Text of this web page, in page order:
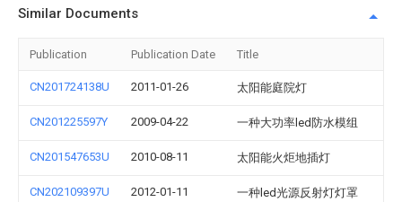
Similar Documents
Publication Publication Date Title
CN201724138U 2011-01-26 太阳能庭院灯
CN201225597Y 2009-04-22 一种大功率led防水模组
CN201547653U 2010-08-11 太阳能火炬地插灯
CN202109397U 2012-01-11 一种led光源反射灯灯罩